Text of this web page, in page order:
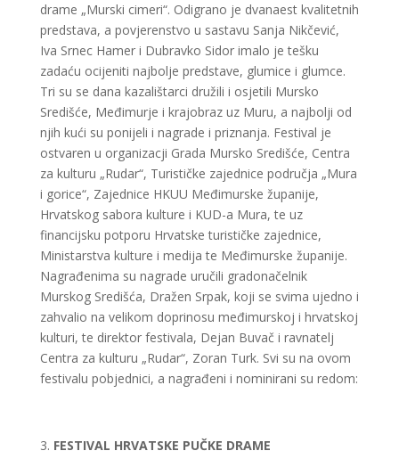
drame „Murski cimeri“. Odigrano je dvanaest kvalitetnih
predstava, a povjerenstvo u sastavu Sanja Nikčević,
Iva Srnec Hamer i Dubravko Sidor imalo je tešku
zadaću ocijeniti najbolje predstave, glumice i glumce.
Tri su se dana kazalištarci družili i osjetili Mursko
Središće, Međimurje i krajobraz uz Muru, a najbolji od
njih kući su ponijeli i nagrade i priznanja. Festival je
ostvaren u organizacji Grada Mursko Središće, Centra
za kulturu „Rudar“, Turističke zajednice područja „Mura
i gorice“, Zajednice HKUU Međimurske županije,
Hrvatskog sabora kulture i KUD-a Mura, te uz
financijsku potporu Hrvatske turističke zajednice,
Ministarstva kulture i medija te Međimurske županije.
Nagrađenima su nagrade uručili gradonačelnik
Murskog Središća, Dražen Srpak, koji se svima ujedno i
zahvalio na velikom doprinosu međimurskoj i hrvatskoj
kulturi, te direktor festivala, Dejan Buvač i ravnatelj
Centra za kulturu „Rudar“, Zoran Turk. Svi su na ovom
festivalu pobjednici, a nagrađeni i nominirani su redom:
FESTIVAL HRVATSKE PUČKE DRAME